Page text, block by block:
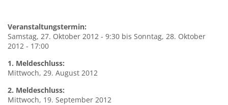
Veranstaltungstermin:
Samstag, 27. Oktober 2012 - 9:30 bis Sonntag, 28. Oktober
2012 - 17:00
1. Meldeschluss:
Mittwoch, 29. August 2012
2. Meldeschluss:
Mittwoch, 19. September 2012